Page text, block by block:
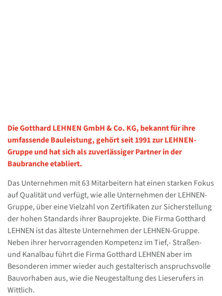
Die Gotthard LEHNEN GmbH & Co. KG, bekannt für ihre
umfassende Bauleistung, gehört seit 1991 zur LEHNEN-
Gruppe und hat sich als zuverlässiger Partner in der
Baubranche etabliert.
Das Unternehmen mit 63 Mitarbeitern hat einen starken Fokus
auf Qualität und verfügt, wie alle Unternehmen der LEHNEN-
Gruppe, über eine Vielzahl von Zertifikaten zur Sicherstellung
der hohen Standards ihrer Bauprojekte. Die Firma Gotthard
LEHNEN ist das älteste Unternehmen der LEHNEN-Gruppe.
Neben ihrer hervorragenden Kompetenz im Tief,- Straßen-
und Kanalbau führt die Firma Gotthard LEHNEN aber im
Besonderen immer wieder auch gestalterisch anspruchsvolle
Bauvorhaben aus, wie die Neugestaltung des Lieserufers in
Wittlich.